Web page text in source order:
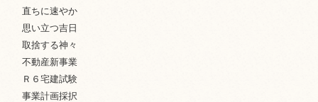
直ちに速やか
思い立つ吉日
取捨する神々
不動産新事業
Ｒ６宅建試験
事業計画採択